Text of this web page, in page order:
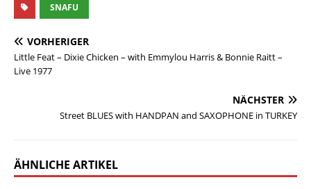
SNAFU
VORHERIGER
Little Feat – Dixie Chicken – with Emmylou Harris & Bonnie Raitt –
Live 1977
NÄCHSTER
Street BLUES with HANDPAN and SAXOPHONE in TURKEY
ÄHNLICHE ARTIKEL